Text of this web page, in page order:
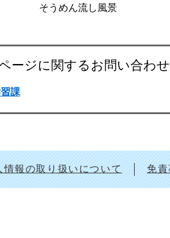
ん流し風景
いか割
ージに関するお問い合わ
課
情報の取り扱いについて 免責